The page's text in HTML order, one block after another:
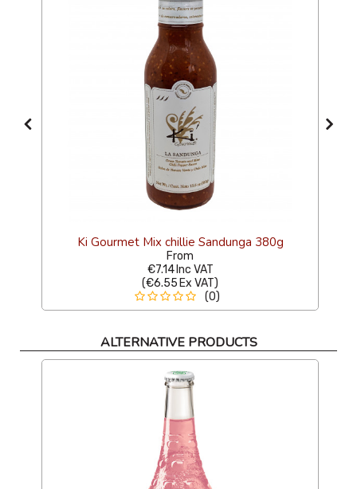
Ki Gourmet Mix chillie Sandunga 380g
From
€7.14 Inc VAT
(€6.55 Ex VAT)
(0)
ALTERNATIVE PRODUCTS